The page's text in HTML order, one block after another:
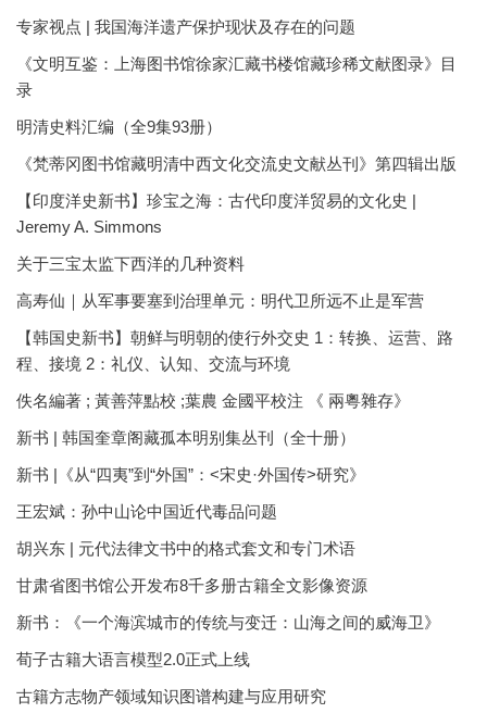
专家视点 | 我国海洋遗产保护现状及存在的问题
《文明互鉴：上海图书馆徐家汇藏书楼馆藏珍稀文献图录》目
录
明清史料汇编（全9集93册）
《梵蒂冈图书馆藏明清中西文化交流史文献丛刊》第四辑出版
【印度洋史新书】珍宝之海：古代印度洋贸易的文化史 |
Jeremy A. Simmons
关于三宝太监下西洋的几种资料
高寿仙｜从军事要塞到治理单元：明代卫所远不止是军营
【韩国史新书】朝鲜与明朝的使行外交史 1：转换、运营、路
程、接境 2：礼仪、认知、交流与环境
佚名編著 ; 黃善萍點校 ;葉農 金國平校注 《 兩粵雜存》
新书 | 韩国奎章阁藏孤本明别集丛刊（全十册）
新书 |《从“四夷”到“外国”：<宋史·外国传>研究》
王宏斌：孙中山论中国近代毒品问题
胡兴东 | 元代法律文书中的格式套文和专门术语
甘肃省图书馆公开发布8千多册古籍全文影像资源
新书：《一个海滨城市的传统与变迁：山海之间的威海卫》
荀子古籍大语言模型2.0正式上线
古籍方志物产领域知识图谱构建与应用研究